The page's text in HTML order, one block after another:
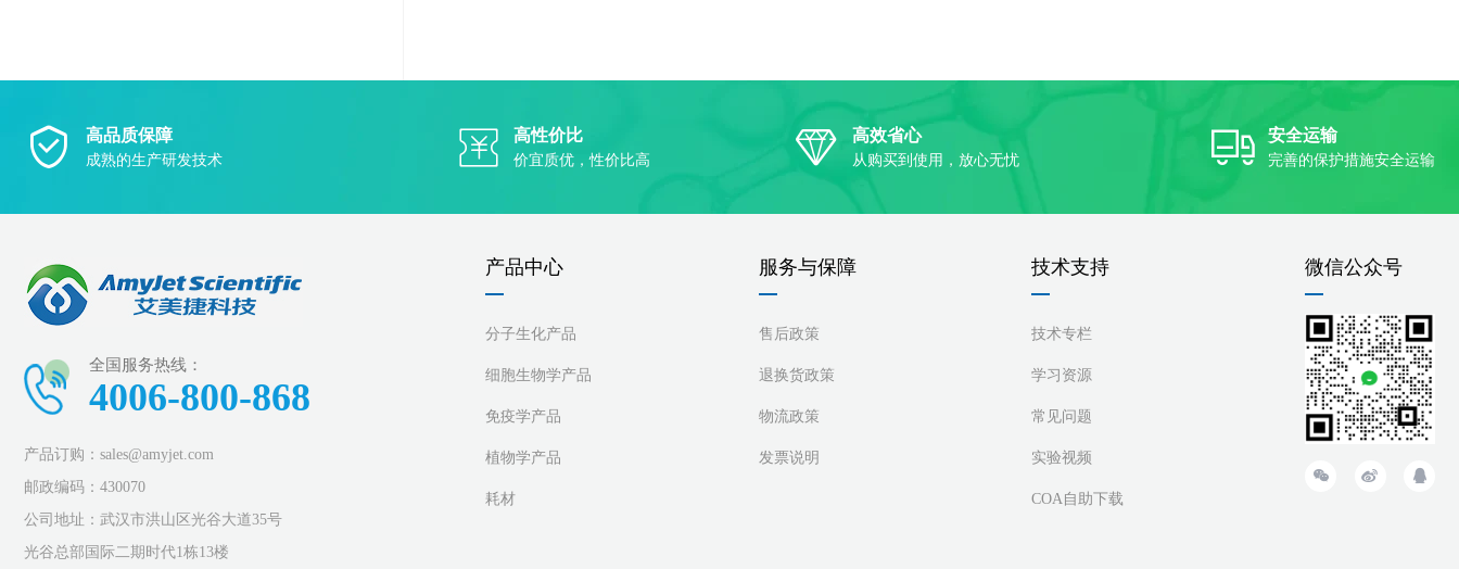
高品质保障
成熟的生产研发技术
高性价比
价宜质优，性价比高
高效省心
从购买到使用，放心无忧
安全运输
完善的保护措施安全运输
全国服务热线：
4006-800-868
产品订购：sales@amyjet.com
邮政编码：430070
公司地址：武汉市洪山区光谷大道35号
光谷总部国际二期时代1栋13楼
微信公众号
产品中心
分子生化产品
细胞生物学产品
免疫学产品
植物学产品
耗材
服务与保障
售后政策
退换货政策
物流政策
发票说明
技术支持
技术专栏
学习资源
常见问题
实验视频
COA自助下载